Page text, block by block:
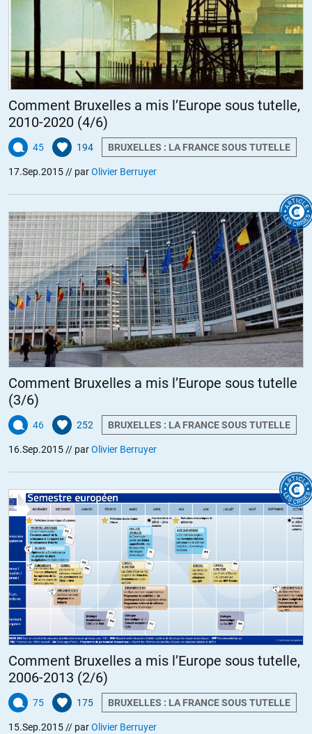
Comment Bruxelles a mis l’Europe sous tutelle,
2010-2020 (4/6)
45 194 BRUXELLES : LA FRANCE SOUS TUTELLE
17.Sep.2015// parOlivier Berruyer
Comment Bruxelles a mis l’Europe sous tutelle
(3/6)
46 252 BRUXELLES : LA FRANCE SOUS TUTELLE
16.Sep.2015// parOlivier Berruyer
Comment Bruxelles a mis l’Europe sous tutelle,
2006-2013 (2/6)
75 175 BRUXELLES : LA FRANCE SOUS TUTELLE
15.Sep.2015// parOlivier Berruyer